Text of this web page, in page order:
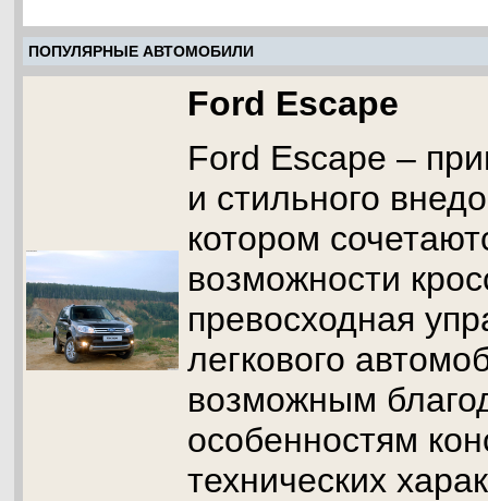
ПОПУЛЯРНЫЕ АВТОМОБИЛИ
Ford Escape
Ford Escape –
и стильного
котором
возможности
превосходная
легкового
возможным
особенностям
технических